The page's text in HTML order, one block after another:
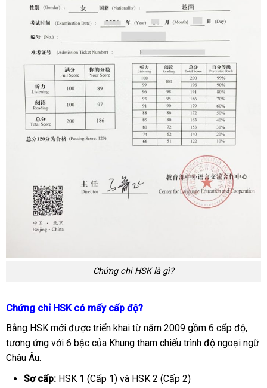
Chứng chỉ HSK là gì?
Chứng chỉ HSK có mấy cấp độ?
Bằng HSK mới được triển khai từ năm 2009 gồm 6 cấp độ,
tương ứng với 6 bậc của Khung tham chiếu trình độ ngoại ngữ
Châu Âu.
Sơ cấp: HSK 1 (Cấp 1) và HSK 2 (Cấp 2)